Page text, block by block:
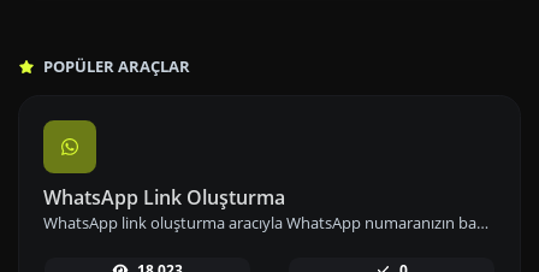
POPÜLER ARAÇLAR
WhatsApp Link Oluşturma
WhatsApp link oluşturma aracıyla WhatsApp numaranızın bağlantısını önceden tanımlanmış mesajlarla paylaşarak iletişimi kolaylaştırın.